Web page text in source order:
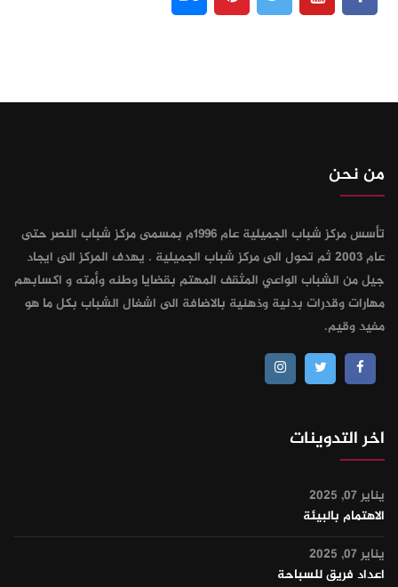
من نحن
تأسس مركز شباب الجميلية عام 1996م بمسمى مركز شباب النصر حتى
عام 2003 ثم تحول الى مركز شباب الجميلية . يهدف المركز الى ايجاد
جيل من الشباب الواعي المثقف المهتم بقضايا وطنه وأمته و اكسابهم
مهارات وقدرات بدنية وذهنية بالاضافة الى اشغال الشباب بكل ما هو
مفيد وقيم.
اخر التدوينات
يناير 07, 2025
الاهتمام بالبيئة
يناير 07, 2025
اعداد فريق للسباحة